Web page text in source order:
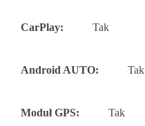
CarPlay: Tak
Android AUTO: Tak
Moduł GPS: Tak